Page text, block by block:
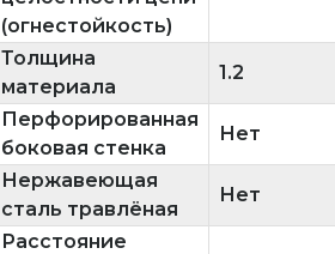
(огнестойкость)
Толщина
материала
1.2
Перфорированная
боковая стенка
Нет
Нержавеющая
сталь травлёная
Нет
Расстояние